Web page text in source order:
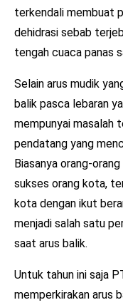
terkendali membuat
dehidrasi sebab
tengah cuaca panas
Selain arus mudik
balik pasca lebaran
mempunyai masalah
pendatang yang
Biasanya orang-
sukses orang kota,
kota dengan ikut
menjadi salah satu
saat arus balik.
Untuk tahun ini saja
memperkirakan arus